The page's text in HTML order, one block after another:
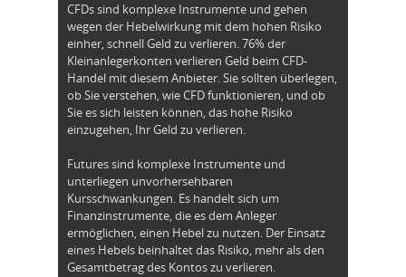
CFDs sind komplexe Instrumente und gehen
wegen der Hebelwirkung mit dem hohen Risiko
einher, schnell Geld zu verlieren. 76% der
Kleinanlegerkonten verlieren Geld beim CFD-
Handel mit diesem Anbieter. Sie sollten überlegen,
ob Sie verstehen, wie CFD funktionieren, und ob
Sie es sich leisten können, das hohe Risiko
einzugehen, Ihr Geld zu verlieren.
Futures sind komplexe Instrumente und
unterliegen unvorhersehbaren
Kursschwankungen. Es handelt sich um
Finanzinstrumente, die es dem Anleger
ermöglichen, einen Hebel zu nutzen. Der Einsatz
eines Hebels beinhaltet das Risiko, mehr als den
Gesamtbetrag des Kontos zu verlieren.